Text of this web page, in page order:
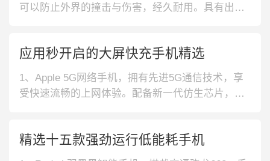
可以防止外界的撞击与伤害，经久耐用。具有出色
作，折射出北欧梦幻般的光影，十分的吸睛。搭载6
6w超级快充技术，充电能力可以大幅度的提升。
3、努比亚 骁龙88
应用秒开启的大屏快充手机精选
1、Apple 5G网络手机，拥有先进5G通信技术，享
受快速流畅的上网体验。配备新一代仿生芯片，性
真。配备JBL声学系统，声音细腻开阔，还原真实
听感。3、OPPO 后置多摄手机，后置高清多摄组
精选十五款强劲运行低能耗手机